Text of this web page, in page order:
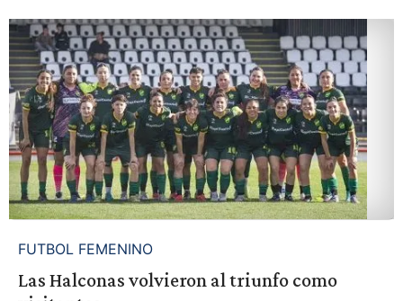
FUTBOL FEMENINO
Las Halconas volvieron al triunfo como